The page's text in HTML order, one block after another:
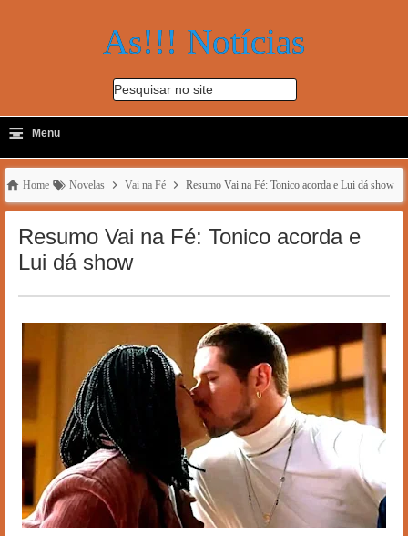
As!!! Notícias
Pesquisar no site
-
≡ Menu
Home Novelas Vai na Fé Resumo Vai na Fé: Tonico acorda e Lui dá show
Resumo Vai na Fé: Tonico acorda e
Lui dá show